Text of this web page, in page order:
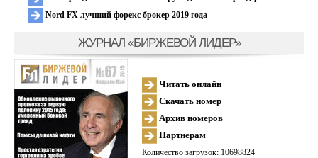
Nord FX лучший форекс брокер 2019 года
ЖУРНАЛ «БИРЖЕВОЙ ЛИДЕР»
Читать онлайн
Скачать номер
Архив номеров
Партнерам
Количество загрузок: 10698824